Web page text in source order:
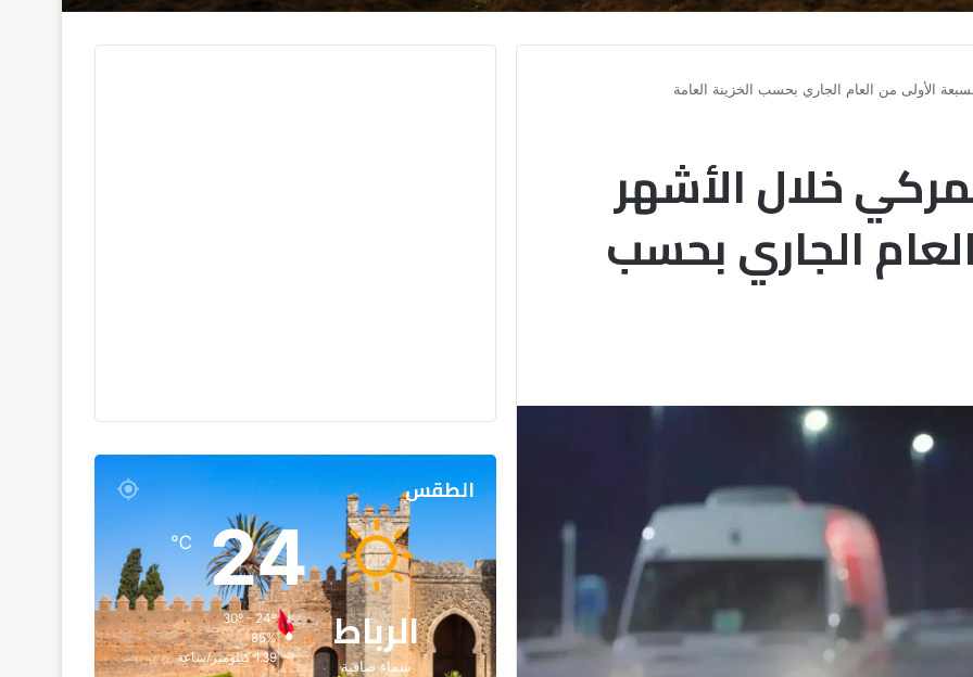
الأولى من العام الجاري بحسب الخزينة العامة
خلال الأشهر
الجاري بحسب
الطقس
الرباط
سماء صافية
24
℃
30º - 24º
85%
1.39 كيلومتر/ساعة